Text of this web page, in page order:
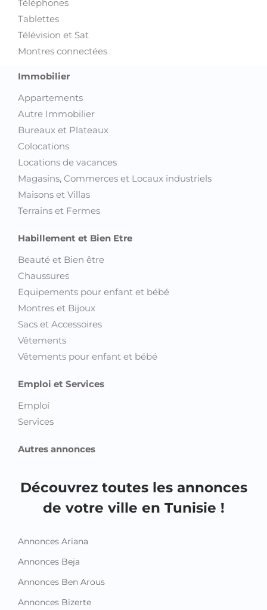
Téléphones
Tablettes
Télévision et Sat
Montres connectées
Immobilier
Appartements
Autre Immobilier
Bureaux et Plateaux
Colocations
Locations de vacances
Magasins, Commerces et Locaux industriels
Maisons et Villas
Terrains et Fermes
Habillement et Bien Etre
Beauté et Bien être
Chaussures
Equipements pour enfant et bébé
Montres et Bijoux
Sacs et Accessoires
Vêtements
Vêtements pour enfant et bébé
Emploi et Services
Emploi
Services
Autres annonces
Découvrez toutes les annonces
de votre ville en Tunisie !
Annonces Ariana
Annonces Beja
Annonces Ben Arous
Annonces Bizerte